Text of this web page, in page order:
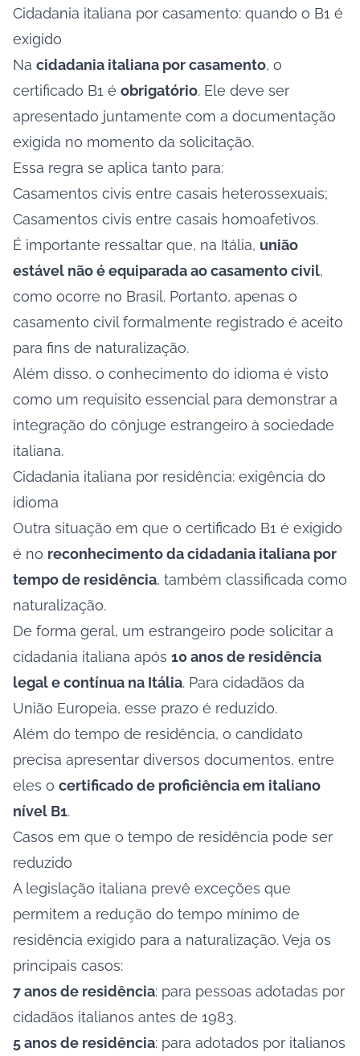
Cidadania italiana por casamento: quando o B1 é
exigido
Na cidadania italiana por casamento, o
certificado B1 é obrigatório. Ele deve ser
apresentado juntamente com a documentação
exigida no momento da solicitação.
Essa regra se aplica tanto para:
Casamentos civis entre casais heterossexuais;
Casamentos civis entre casais homoafetivos.
É importante ressaltar que, na Itália, união
estável não é equiparada ao casamento civil,
como ocorre no Brasil. Portanto, apenas o
casamento civil formalmente registrado é aceito
para fins de naturalização.
Além disso, o conhecimento do idioma é visto
como um requisito essencial para demonstrar a
integração do cônjuge estrangeiro à sociedade
italiana.
Cidadania italiana por residência: exigência do
idioma
Outra situação em que o certificado B1 é exigido
é no reconhecimento da cidadania italiana por
tempo de residência, também classificada como
naturalização.
De forma geral, um estrangeiro pode solicitar a
cidadania italiana após 10 anos de residência
legal e contínua na Itália. Para cidadãos da
União Europeia, esse prazo é reduzido.
Além do tempo de residência, o candidato
precisa apresentar diversos documentos, entre
eles o certificado de proficiência em italiano
nível B1.
Casos em que o tempo de residência pode ser
reduzido
A legislação italiana prevê exceções que
permitem a redução do tempo mínimo de
residência exigido para a naturalização. Veja os
principais casos:
7 anos de residência: para pessoas adotadas por
cidadãos italianos antes de 1983.
5 anos de residência: para adotados por italianos